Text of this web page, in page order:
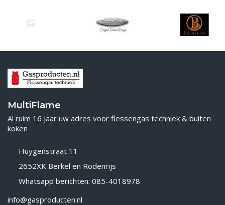
MultiFlame
Al ruim 16 jaar uw adres voor flessengas techniek & buiten
koken
Huygenstraat 11
2652XK Berkel en Rodenrijs
Whatsapp berichten: 085-4018978
info@gasproducten.nl